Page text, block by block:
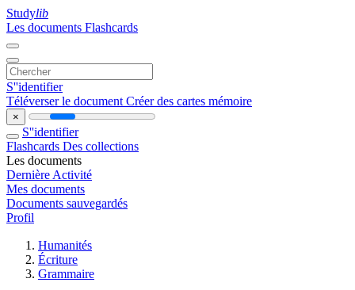
Studylib
Les documents Flashcards
S''identifier
Téléverser le document Créer des cartes mémoire
×
S''identifier
Flashcards Des collections
Les documents
Dernière Activité
Mes documents
Documents sauvegardés
Profil
Humanités
Écriture
Grammaire